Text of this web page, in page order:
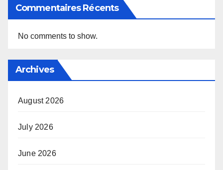
Commentaires Récents
No comments to show.
Archives
August 2026
July 2026
June 2026